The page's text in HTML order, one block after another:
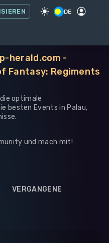
40K
MEHR DE
herald.com -
Fantasy: Regiments
optimale
besten Events in Palau,
und mach mit!
VERGANGENE